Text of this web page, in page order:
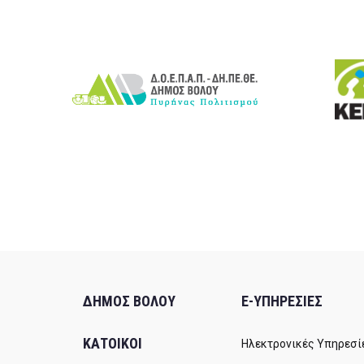
ΔΗΜΟΣ ΒΟΛΟΥ
ΚΑΤΟΙΚΟΙ
E-ΥΠΗΡΕΣΙΕΣ
Ηλεκτρονικές